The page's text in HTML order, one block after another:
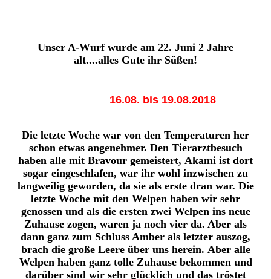
Unser A-Wurf wurde am 22. Juni 2 Jahre
alt....alles Gute ihr Süßen!
16.08. bis 19.08.2018
Die letzte Woche war von den Temperaturen her
schon etwas angenehmer. Den Tierarztbesuch
haben alle mit Bravour gemeistert, Akami ist dort
sogar eingeschlafen, war ihr wohl inzwischen zu
langweilig geworden, da sie als erste dran war. Die
letzte Woche mit den Welpen haben wir sehr
genossen und als die ersten zwei Welpen ins neue
Zuhause zogen, waren ja noch vier da. Aber als
dann ganz zum Schluss Amber als letzter auszog,
brach die große Leere über uns herein. Aber alle
Welpen haben ganz tolle Zuhause bekommen und
darüber sind wir sehr glücklich und das tröstet